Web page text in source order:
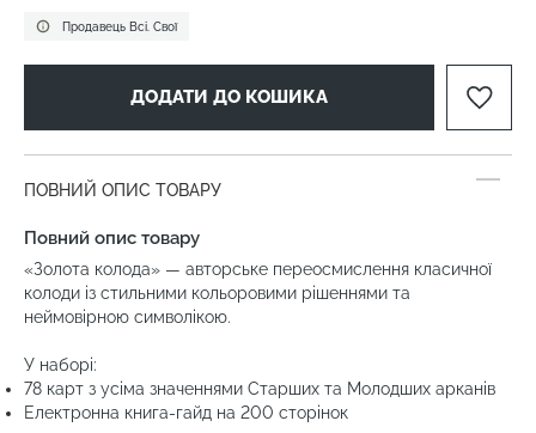
Продавець Всі. Свої
ДОДАТИ ДО КОШИКА
ПОВНИЙ ОПИС ТОВАРУ
Повний опис товару
«Золота колода» — авторське переосмислення класичної
колоди із стильними кольоровими рішеннями та
неймовірною символікою.
У наборі:
78 карт з усіма значеннями Старших та Молодших арканів
Електронна книга-гайд на 200 сторінок